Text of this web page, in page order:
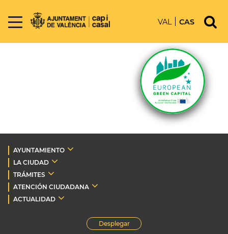
VAL CAS
AYUNTAMIENTO
LA CIUDAD
TRÁMITES
ATENCIÓN CIUDADANA
ACTUALIDAD
Desplegar